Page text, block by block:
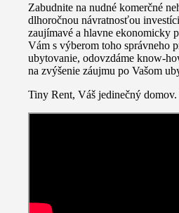
Zabudnite na nudné komerčné
dlhoročnou návratnosťou
zaujímavé a hlavne ekonomicky
Vám s výberom toho správneho
ubytovanie, odovzdáme know-
na zvýšenie záujmu po Vašom
Tiny Rent, Váš jedinečný domov.